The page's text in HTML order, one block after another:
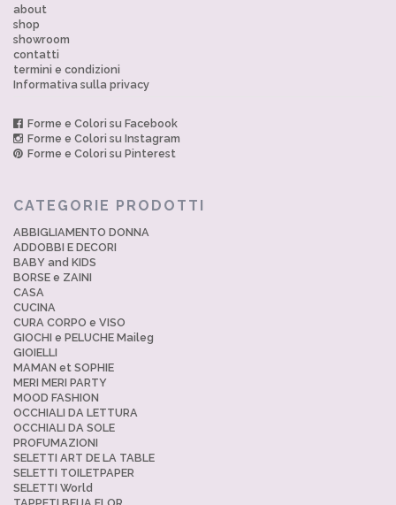
about
shop
showroom
contatti
termini e condizioni
Informativa sulla privacy
Forme e Colori su Facebook
Forme e Colori su Instagram
Forme e Colori su Pinterest
CATEGORIE PRODOTTI
ABBIGLIAMENTO DONNA
ADDOBBI E DECORI
BABY and KIDS
BORSE e ZAINI
CASA
CUCINA
CURA CORPO e VISO
GIOCHI e PELUCHE Maileg
GIOIELLI
MAMAN et SOPHIE
MERI MERI PARTY
MOOD FASHION
OCCHIALI DA LETTURA
OCCHIALI DA SOLE
PROFUMAZIONI
SELETTI ART DE LA TABLE
SELETTI TOILETPAPER
SELETTI World